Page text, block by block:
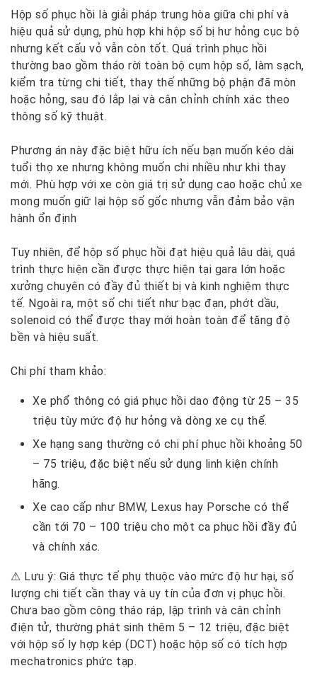
Hộp số phục hồi là giải pháp trung hòa giữa chi phí và
hiệu quả sử dụng, phù hợp khi hộp số bị hư hỏng cục bộ
nhưng kết cấu vỏ vẫn còn tốt. Quá trình phục hồi
thường bao gồm tháo rời toàn bộ cụm hộp số, làm sạch,
kiểm tra từng chi tiết, thay thế những bộ phận đã mòn
hoặc hỏng, sau đó lắp lại và cân chỉnh chính xác theo
thông số kỹ thuật.
Phương án này đặc biệt hữu ích nếu bạn muốn kéo dài
tuổi thọ xe nhưng không muốn chi nhiều như khi thay
mới. Phù hợp với xe còn giá trị sử dụng cao hoặc chủ xe
mong muốn giữ lại hộp số gốc nhưng vẫn đảm bảo vận
hành ổn định
Tuy nhiên, để hộp số phục hồi đạt hiệu quả lâu dài, quá
trình thực hiện cần được thực hiện tại gara lớn hoặc
xưởng chuyên có đầy đủ thiết bị và kinh nghiệm thực
tế. Ngoài ra, một số chi tiết như bạc đạn, phớt dầu,
solenoid có thể được thay mới hoàn toàn để tăng độ
bền và hiệu suất.
Chi phí tham khảo:
Xe phổ thông có giá phục hồi dao động từ 25 – 35
triệu tùy mức độ hư hỏng và dòng xe cụ thể.
Xe hạng sang thường có chi phí phục hồi khoảng 50
– 75 triệu, đặc biệt nếu sử dụng linh kiện chính
hãng.
Xe cao cấp như BMW, Lexus hay Porsche có thể
cần tới 70 – 100 triệu cho một ca phục hồi đầy đủ
và chính xác.
⚠ Lưu ý: Giá thực tế phụ thuộc vào mức độ hư hại, số
lượng chi tiết cần thay và uy tín của đơn vị phục hồi.
Chưa bao gồm công tháo ráp, lập trình và cân chỉnh
điện tử, thường phát sinh thêm 5 – 12 triệu, đặc biệt
với hộp số ly hợp kép (DCT) hoặc hộp số có tích hợp
mechatronics phức tạp.